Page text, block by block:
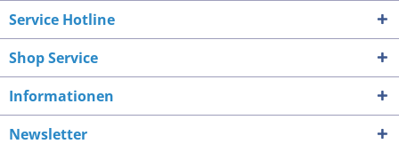
Service Hotline
Shop Service
Informationen
Newsletter